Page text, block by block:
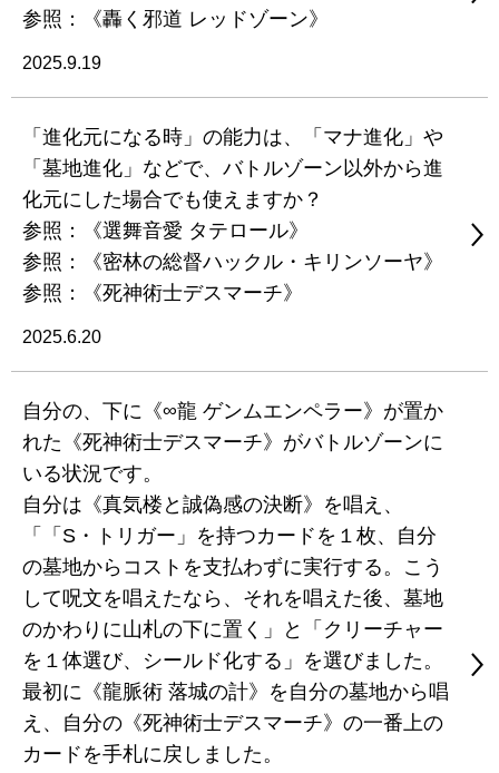
参照：《轟く邪道 レッドゾーン》
2025.9.19
「進化元になる時」の能力は、「マナ進化」や
「墓地進化」などで、バトルゾーン以外から進
化元にした場合でも使えますか？
参照：《選舞音愛 タテロール》
参照：《密林の総督ハックル・キリンソーヤ》
参照：《死神術士デスマーチ》
2025.6.20
自分の、下に《∞龍 ゲンムエンペラー》が置か
れた《死神術士デスマーチ》がバトルゾーンに
いる状況です。
自分は《真気楼と誠偽感の決断》を唱え、
「「S・トリガー」を持つカードを１枚、自分
の墓地からコストを支払わずに実行する。こう
して呪文を唱えたなら、それを唱えた後、墓地
のかわりに山札の下に置く」と「クリーチャー
を１体選び、シールド化する」を選びました。
最初に《龍脈術 落城の計》を自分の墓地から唱
え、自分の《死神術士デスマーチ》の一番上の
カードを手札に戻しました。